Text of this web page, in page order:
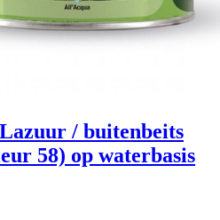
/ buitenbeits
58) op waterbasis